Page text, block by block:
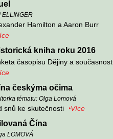
ELLINGER
Hamilton a Aaron Burr
kniha roku 2016
časopisu Dějiny a současnost
českýma očima
tématu: Olga Lomová
snů ke skutečnosti ‣Více
Čína
LOMOVÁ